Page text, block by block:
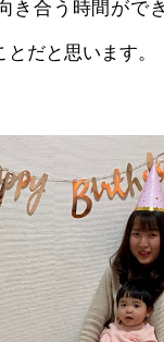
き合う時間がで
だと思います。